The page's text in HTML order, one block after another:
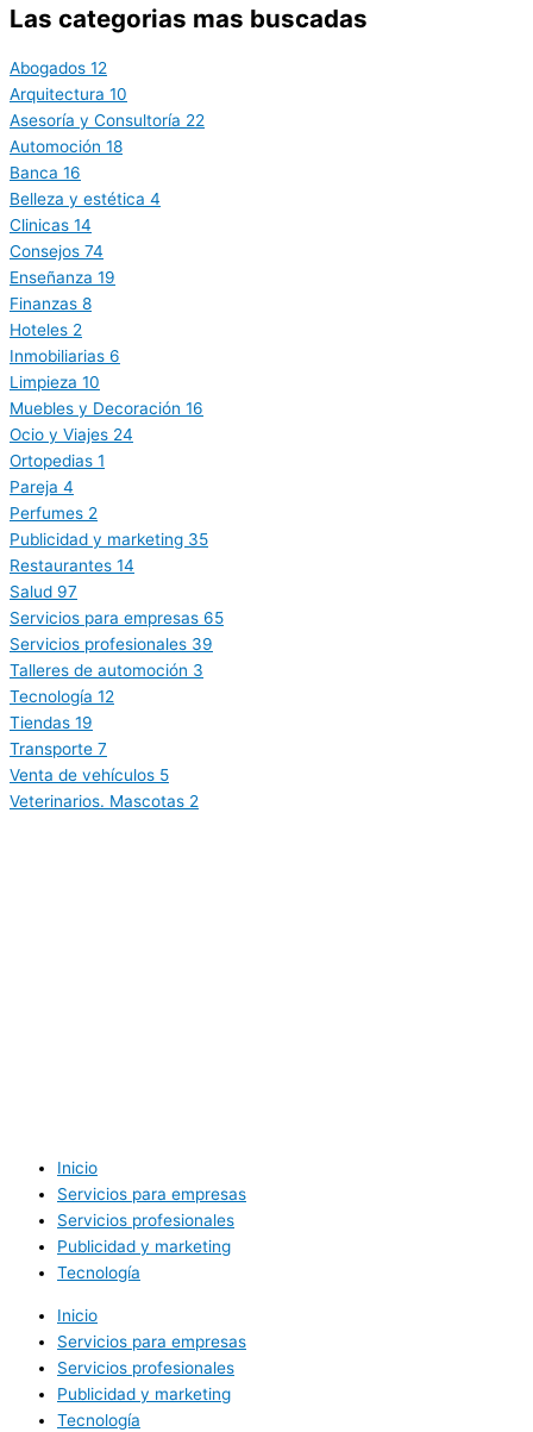
Las categorias mas buscadas
Abogados 12
Arquitectura 10
Asesoría y Consultoría 22
Automoción 18
Banca 16
Belleza y estética 4
Clinicas 14
Consejos 74
Enseñanza 19
Finanzas 8
Hoteles 2
Inmobiliarias 6
Limpieza 10
Muebles y Decoración 16
Ocio y Viajes 24
Ortopedias 1
Pareja 4
Perfumes 2
Publicidad y marketing 35
Restaurantes 14
Salud 97
Servicios para empresas 65
Servicios profesionales 39
Talleres de automoción 3
Tecnología 12
Tiendas 19
Transporte 7
Venta de vehículos 5
Veterinarios. Mascotas 2
Inicio
Servicios para empresas
Servicios profesionales
Publicidad y marketing
Tecnología
Inicio
Servicios para empresas
Servicios profesionales
Publicidad y marketing
Tecnología